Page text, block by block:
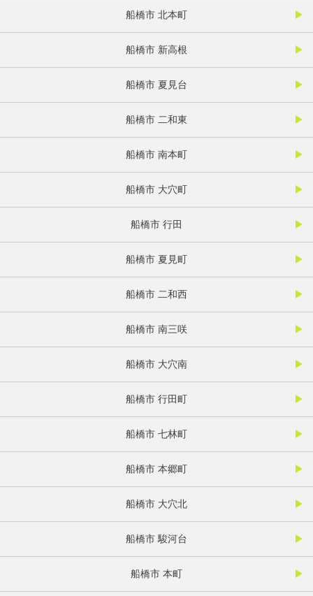
船橋市 北本町
船橋市 新高根
船橋市 夏見台
船橋市 二和東
船橋市 南本町
船橋市 大穴町
船橋市 行田
船橋市 夏見町
船橋市 二和西
船橋市 南三咲
船橋市 大穴南
船橋市 行田町
船橋市 七林町
船橋市 本郷町
船橋市 大穴北
船橋市 駿河台
船橋市 本町